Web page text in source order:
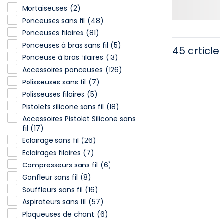
Mortaiseuses (2)
Ponceuses sans fil (48)
Ponceuses filaires (81)
Ponceuses à bras sans fil (5)
Ponceuse à bras filaires (13)
Accessoires ponceuses (126)
Polisseuses sans fil (7)
Polisseuses filaires (5)
Pistolets silicone sans fil (18)
Accessoires Pistolet Silicone sans
fil (17)
Eclairage sans fil (26)
Eclairages filaires (7)
Compresseurs sans fil (6)
Gonfleur sans fil (8)
Souffleurs sans fil (16)
Aspirateurs sans fil (57)
Plaqueuses de chant (6)
45